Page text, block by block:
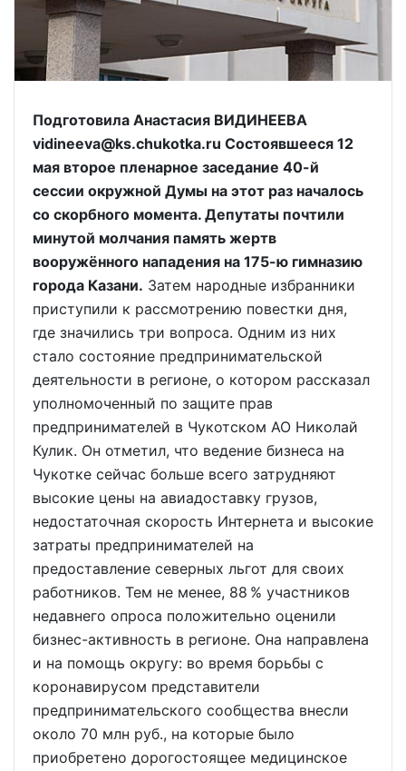
Подготовила Анастасия ВИДИНЕЕВА
vidineeva@ks.chukotka.ru Состоявшееся 12
мая второе пленарное заседание 40-й
сессии окружной Думы на этот раз началось
со скорбного момента. Депутаты почтили
минутой молчания память жертв
вооружённого нападения на 175-ю гимназию
города Казани. Затем народные избранники
приступили к рассмотрению повестки дня,
где значились три вопроса. Одним из них
стало состояние предпринимательской
деятельности в регионе, о котором рассказал
уполномоченный по защите прав
предпринимателей в Чукотском АО Николай
Кулик. Он отметил, что ведение бизнеса на
Чукотке сейчас больше всего затрудняют
высокие цены на авиадоставку грузов,
недостаточная скорость Интернета и высокие
затраты предпринимателей на
предоставление северных льгот для своих
работников. Тем не менее, 88 % участников
недавнего опроса положительно оценили
бизнес-активность в регионе. Она направлена
и на помощь округу: во время борьбы с
коронавирусом представители
предпринимательского сообщества внесли
около 70 млн руб., на которые было
приобретено дорогостоящее медицинское